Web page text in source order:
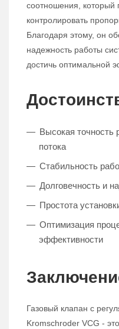
соотношения, который
контролировать
Благодаря этому, он
надежность работы
достичь оптимальной
Высокая точность
потока
Стабильность
Долговечность и
Простота
Оптимизация
эффективности
Газовый клапан с
Kromschroder VCG -